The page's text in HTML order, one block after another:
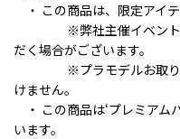
・ この商品は、限定アイテ
※弊社主催イベントや
だく場合がございます。
※プラモデルお取り扱
けません。
・ この商品は‘プレミアム
います。